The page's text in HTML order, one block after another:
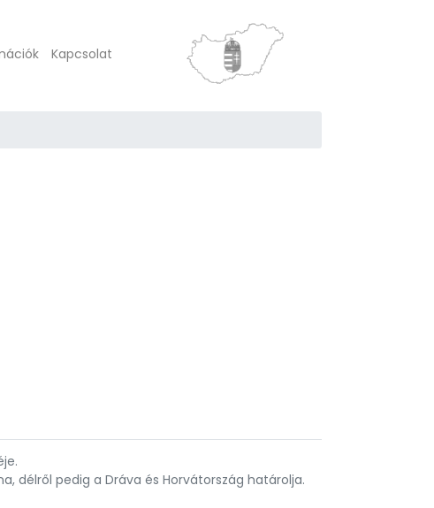
Kapcsolat
délről pedig a Dráva és Horvátország határolja.